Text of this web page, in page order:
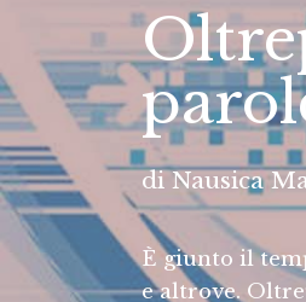
diNausica
È giunto il
e altrove.